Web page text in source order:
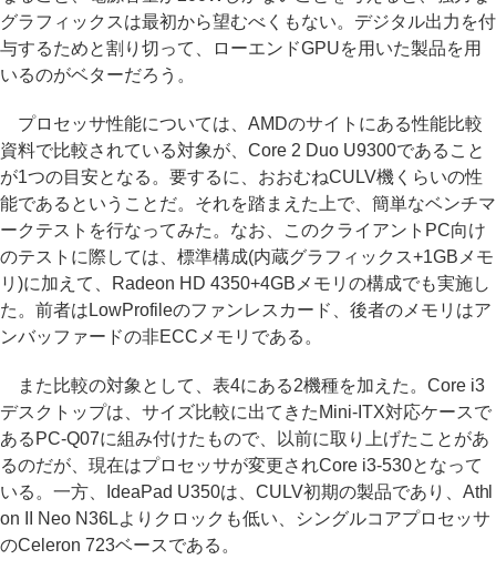
グラフィックスは最初から望むべくもない。デジタル出力を付
与するためと割り切って、ローエンドGPUを用いた製品を用
いるのがベターだろう。
プロセッサ性能については、AMDのサイトにある性能比較
資料で比較されている対象が、Core 2 Duo U9300であること
が1つの目安となる。要するに、おおむねCULV機くらいの性
能であるということだ。それを踏まえた上で、簡単なベンチマ
ークテストを行なってみた。なお、このクライアントPC向け
のテストに際しては、標準構成(内蔵グラフィックス+1GBメモ
リ)に加えて、Radeon HD 4350+4GBメモリの構成でも実施し
た。前者はLowProfileのファンレスカード、後者のメモリはア
ンバッファードの非ECCメモリである。
また比較の対象として、表4にある2機種を加えた。Core i3
デスクトップは、サイズ比較に出てきたMini-ITX対応ケースで
あるPC-Q07に組み付けたもので、以前に取り上げたことがあ
るのだが、現在はプロセッサが変更されCore i3-530となって
いる。一方、IdeaPad U350は、CULV初期の製品であり、Athl
on II Neo N36Lよりクロックも低い、シングルコアプロセッサ
のCeleron 723ベースである。